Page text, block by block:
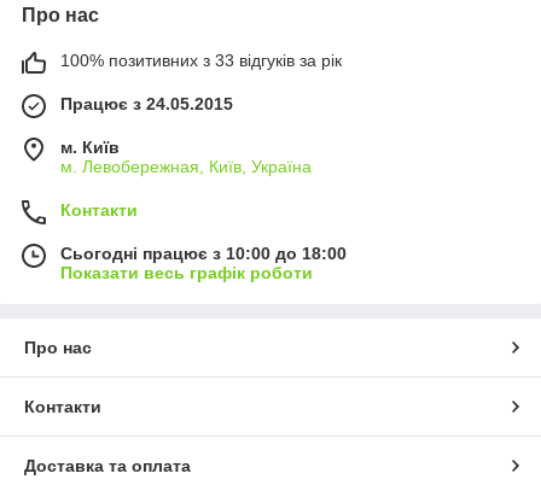
Про нас
100% позитивних з 33 відгуків за рік
Працює з 24.05.2015
м. Київ
м. Левобережная, Київ, Україна
Контакти
Сьогодні працює з 10:00 до 18:00
Показати весь графік роботи
Про нас
Контакти
Доставка та оплата